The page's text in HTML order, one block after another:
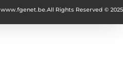
All Rights Reserved © 2025
www.fgenet.be.